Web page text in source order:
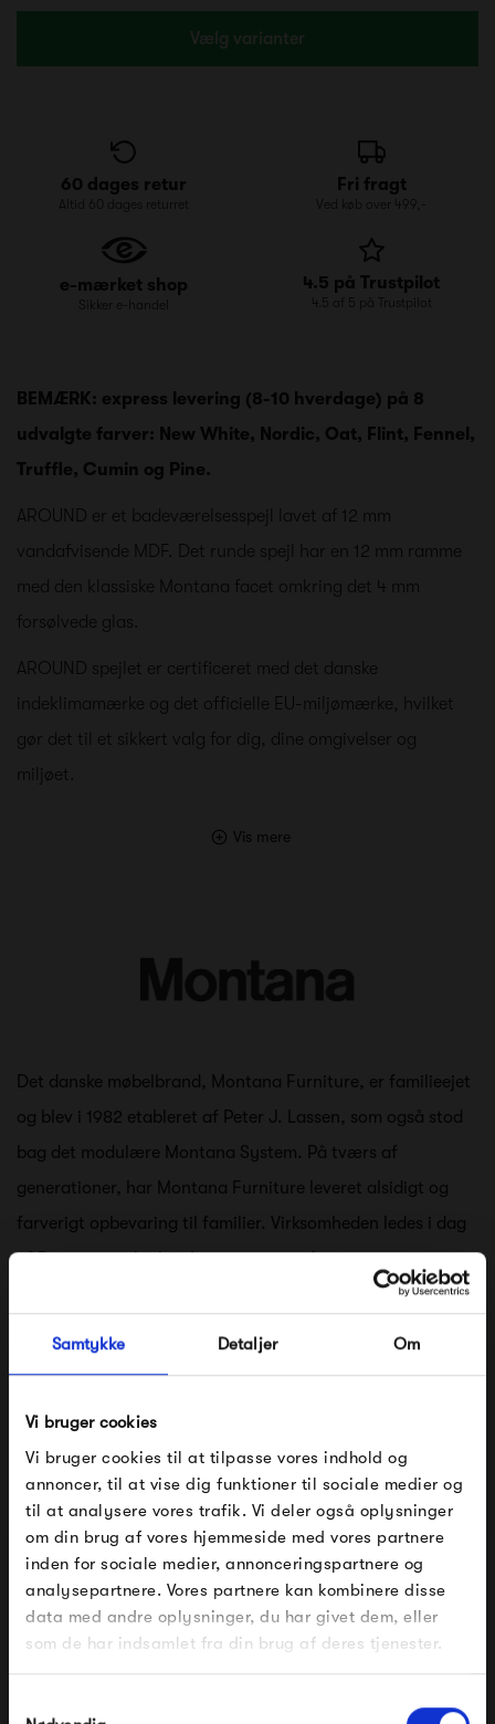
Samtykke Detaljer Om
Vi bruger cookies
Vi bruger cookies til at tilpasse vores indhold og
annoncer, til at vise dig funktioner til sociale medier og
til at analysere vores trafik. Vi deler også oplysninger
om din brug af vores hjemmeside med vores partnere
inden for sociale medier, annonceringspartnere og
analysepartnere. Vores partnere kan kombinere disse
data med andre oplysninger, du har givet dem, eller
som de har indsamlet fra din brug af deres tjenester.
Vælg varianter
60 dages retur
Altid 60 dages returret
Fri fragt
Ved køb over 499,-
e-mærket shop
Sikker e-handel
4.5 på Trustpilot
4.5 af 5 på Trustpilot
BEMÆRK: express levering (8-10 hverdage) på 8
udvalgte farver: New White, Nordic, Oat, Flint, Fennel,
Truffle, Cumin og Pine.
AROUND er et badeværelsesspejl lavet af 12 mm
vandafvisende MDF. Det runde spejl har en 12 mm ramme
med den klassiske Montana facet omkring det 4 mm
forsølvede glas.
AROUND spejlet er certificeret med det danske
indeklimamærke og det officielle EU-miljømærke, hvilket
gør det til et sikkert valg for dig, dine omgivelser og
miljøet.
Vis mere
Det danske møbelbrand, Montana Furniture, er familieejet
og blev i 1982 etableret af Peter J. Lassen, som også stod
bag det modulære Montana System. På tværs af
generationer, har Montana Furniture leveret alsidigt og
farverigt opbevaring til familier. Virksomheden ledes i dag
af Peters søn, Joakim Lassen, som er femte generation i
møbelfamilien, samt oldebarn af fabrikanten, Fritz
Se alle varer fra Montana
Produkter fra samme kategori
FÅ 10% PÅ DIN NÆSTE ORDRE
Indtast din e-mail, så sender vi rabatkoden til dig på
mail. Minimumsbeløb er 499 kr. for at indløse
rabatten.
Gælder ikke på produkter fra Fermob, File Under